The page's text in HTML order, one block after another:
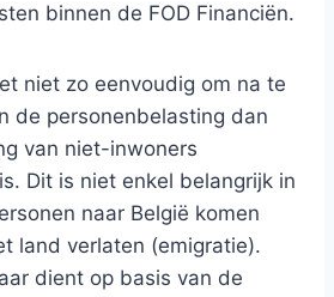
binnen de FOD Financiën.
niet zo eenvoudig om na te
de personenbelasting dan
van niet-inwoners
Dit is niet enkel belangrijk in
naar België komen
land verlaten (emigratie).
dient op basis van de